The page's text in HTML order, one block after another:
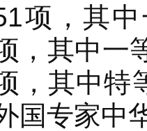
项，其
，其中一
，其中特
国专家中